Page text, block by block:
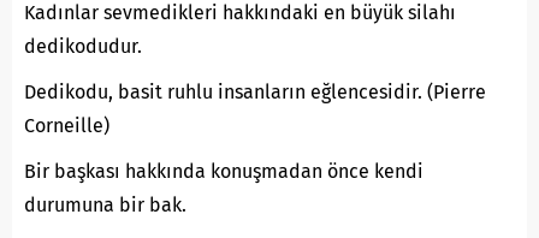
Kadınlar sevmedikleri hakkındaki en büyük silahı
dedikodudur.
Dedikodu, basit ruhlu insanların eğlencesidir. (Pierre
Corneille)
Bir başkası hakkında konuşmadan önce kendi
durumuna bir bak.